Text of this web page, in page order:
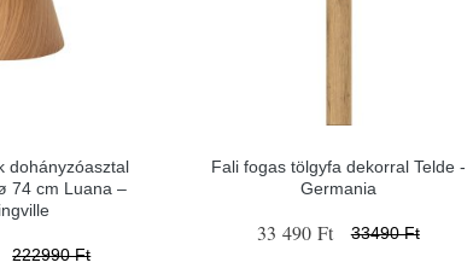
dohányzóasztal
74 cm Luana –
222990 Ft
Fali fogas tölgyfa dekorral Telde -
Germania
33 490 Ft 33490 Ft